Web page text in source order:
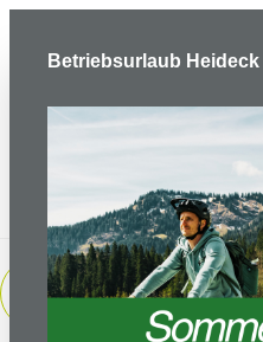
Betriebsurlaub Heideck